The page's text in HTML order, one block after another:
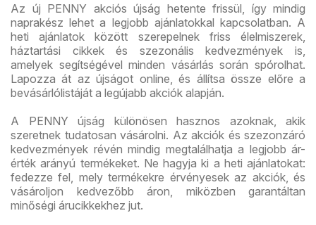
Az új PENNY akciós újság hetente frissül, így mindig
naprakész lehet a legjobb ajánlatokkal kapcsolatban. A
heti ajánlatok között szerepelnek friss élelmiszerek,
háztartási cikkek és szezonális kedvezmények is,
amelyek segítségével minden vásárlás során spórolhat.
Lapozza át az újságot online, és állítsa össze előre a
bevásárlólistáját a legújabb akciók alapján.
A PENNY újság különösen hasznos azoknak, akik
szeretnek tudatosan vásárolni. Az akciók és szezonzáró
kedvezmények révén mindig megtalálhatja a legjobb ár-
érték arányú termékeket. Ne hagyja ki a heti ajánlatokat:
fedezze fel, mely termékekre érvényesek az akciók, és
vásároljon kedvezőbb áron, miközben garantáltan
minőségi árucikkekhez jut.